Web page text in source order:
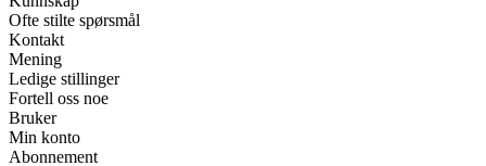
Ofte stilte spørsmål
Kontakt
Mening
Ledige stillinger
Fortell oss noe
Bruker
Min konto
Abonnement